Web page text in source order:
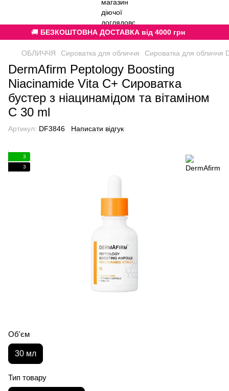
🚚 БЕЗКОШТОВНА ДОСТАВКА від 4000 грн
ОБЛИЧЧЯ Сироватка для обличчя Сироватка для обличчя
DermAfirm Peptology Boosting
Niacinamide Vita C+ Сироватка
бустер з ніацинамідом та вітаміном
C 30 ml
Артикул: DF3846 Написати відгук
3
3
Об'єм
30 мл
Тип товару